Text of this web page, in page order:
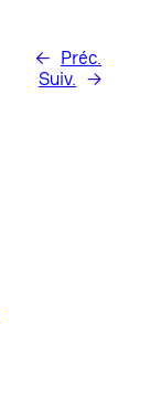
← Préc.
Suiv. →